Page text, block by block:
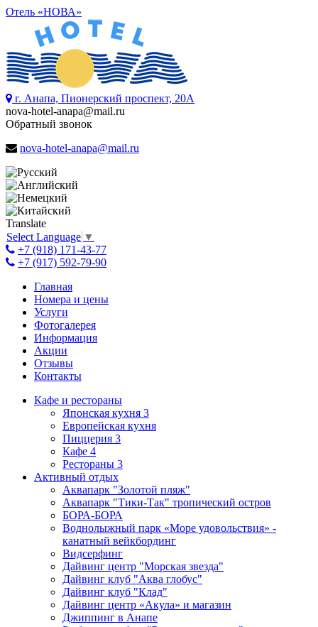
Отель «НОВА»
г. Анапа, Пионерский проспект, 20А
nova-hotel-anapa@mail.ru
Обратный звонок
nova-hotel-anapa@mail.ru
Translate
Select Language ▼
+7 (918) 171-43-77
+7 (917) 592-79-90
Главная
Номера и цены
Услуги
Фотогалерея
Информация
Акции
Отзывы
Контакты
Кафе и рестораны
Японская кухня 3
Европейская кухня
Пиццерия 3
Кафе 4
Рестораны 3
Активный отдых
Аквапарк "Золотой пляж"
Аквапарк "Тики-Так" тропический остров
БОРА-БОРА
Воднолыжный парк «Море удовольствия» -
канатный вейкбординг
Видсерфинг
Дайвинг центр "Морская звезда"
Дайвинг клуб "Аква глобус"
Дайвинг клуб "Клад"
Дайвинг центр «Акула» и магазин
Джиппинг в Анапе